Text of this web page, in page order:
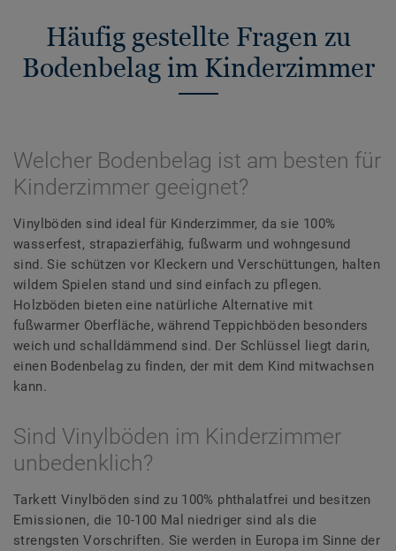
Häufig gestellte Fragen zu
Bodenbelag im Kinderzimmer
Welcher Bodenbelag ist am besten für
Kinderzimmer geeignet?
Vinylböden sind ideal für Kinderzimmer, da sie 100%
wasserfest, strapazierfähig, fußwarm und wohngesund
sind. Sie schützen vor Kleckern und Verschüttungen, halten
wildem Spielen stand und sind einfach zu pflegen.
Holzböden bieten eine natürliche Alternative mit
fußwarmer Oberfläche, während Teppichböden besonders
weich und schalldämmend sind. Der Schlüssel liegt darin,
einen Bodenbelag zu finden, der mit dem Kind mitwachsen
kann.
Sind Vinylböden im Kinderzimmer
unbedenklich?
Tarkett Vinylböden sind zu 100% phthalatfrei und besitzen
Emissionen, die 10-100 Mal niedriger sind als die
strengsten Vorschriften. Sie werden in Europa im Sinne der